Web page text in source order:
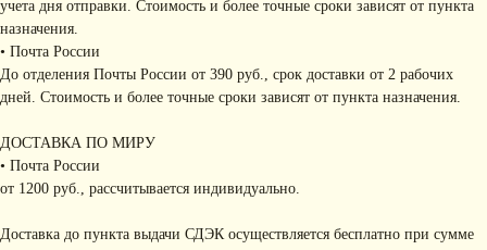
учета дня отправки. Стоимость и более точные сроки зависят от пункта
назначения.
• Почта России
До отделения Почты России от 390 руб., срок доставки от 2 рабочих
дней. Стоимость и более точные сроки зависят от пункта назначения.
ДОСТАВКА ПО МИРУ
• Почта России
от 1200 руб., рассчитывается индивидуально.
Доставка до пункта выдачи СДЭК осуществляется бесплатно при сумме